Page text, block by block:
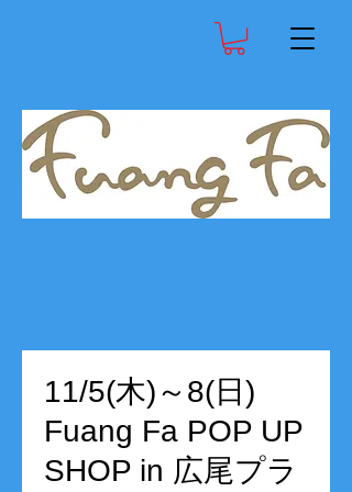
11/5(木)～8(日)
Fuang Fa POP UP
SHOP in 広尾プラ